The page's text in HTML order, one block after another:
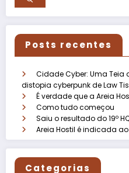
Posts recentes
Cidade Cyber: Uma Teia
distopia cyberpunk de Law
É verdade que a Areia
Como tudo começou
Saiu o resultado do 19º
Areia Hostil é indicada ao
Categorias